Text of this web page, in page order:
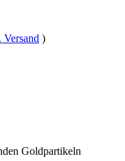
Versand )
Goldpartikeln